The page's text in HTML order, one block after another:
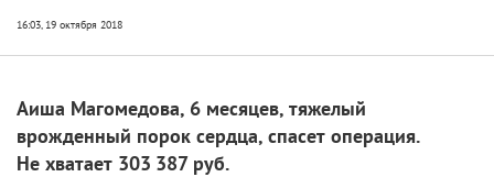
Аиша Магомедова, 6 месяцев, тяжелый
врожденный порок сердца, спасет операция.
Не хватает 303 387 руб.